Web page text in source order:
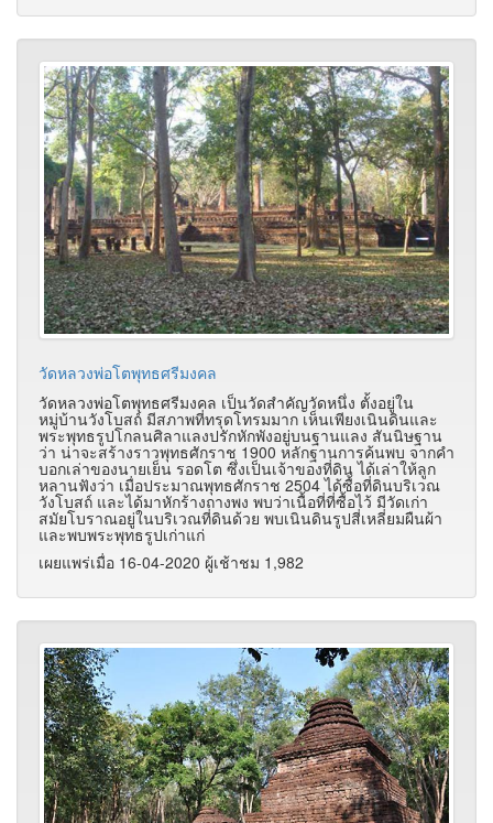
วัดหลวงพ่อโตพุทธศรีมงคล
วัดหลวงพ่อโตพุทธศรีมงคล เป็นวัดสำคัญวัดหนึ่ง ตั้งอยู่ใน
หมู่บ้านวังโบสถ์ มีสภาพที่ทรุดโทรมมาก เห็นเพียงเนินดินและ
พระพุทธรูปโกลนศิลาแลงปรักหักพังอยู่บนฐานแลง สันนิษฐาน
ว่า น่าจะสร้างราวพุทธศักราช 1900 หลักฐานการค้นพบ จากคำ
บอกเล่าของนายเย็น รอดโต ซึ่งเป็นเจ้าของที่ดิน ได้เล่าให้ลูก
หลานฟังว่า เมื่อประมาณพุทธศักราช 2504 ได้ซื้อที่ดินบริเวณ
วังโบสถ์ และได้มาหักร้างถางพง พบว่าเนื้อที่ที่ซื้อไว้ มีวัดเก่า
สมัยโบราณอยู่ในบริเวณที่ดินด้วย พบเนินดินรูปสี่เหลี่ยมผืนผ้า
และพบพระพุทธรูปเก่าแก่
เผยแพร่เมื่อ 16-04-2020 ผู้เช้าชม 1,982